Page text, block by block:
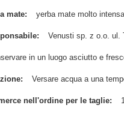
mate yerba mate molto
Venusti sp. z o.o. ul.
in un luogo asciutto e
Versare acqua a una
nell'ordine per le taglie